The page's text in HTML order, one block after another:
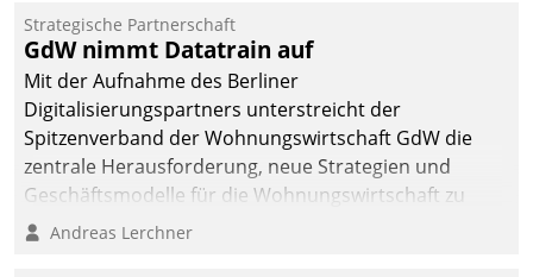
kommunale Wohnungsbauunternehmen daher
gemeinsam mit der Berliner Datatrain GmbH den
Teilprozess der Objektsanierung digitalisiert.
Strategische Partnerschaft
GdW nimmt Datatrain auf
Mit der Aufnahme des Berliner
Digitalisierungspartners unterstreicht der
Spitzenverband der Wohnungswirtschaft GdW die
zentrale Herausforderung, neue Strategien und
Geschäftsmodelle für die Wohnungswirtschaft zu
entwickeln.
Andreas Lerchner